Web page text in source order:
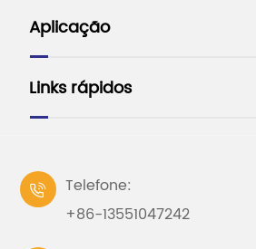
Aplicação
Links rápidos

Telefone:
+86-13551047242